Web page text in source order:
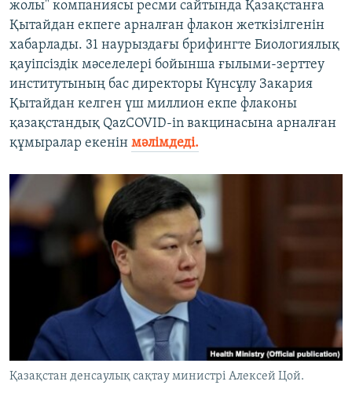
жолы" компаниясы ресми сайтында Қазақстанға
Қытайдан екпеге арналған флакон жеткізілгенін
хабарлады. 31 наурыздағы брифингте Биологиялық
қауіпсіздік мәселелері бойынша ғылыми-зерттеу
институтының бас директоры Күнсұлу Закария
Қытайдан келген үш миллион екпе флаконы
қазақстандық QazCOVID-in вакцинасына арналған
құмыралар екенін мәлімдеді.
Қазақстан денсаулық сақтау министрі Алексей Цой.